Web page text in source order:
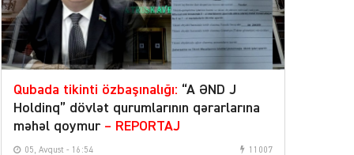
Qubada tikinti özbaşınalığı: “A ƏND J
Holdinq” dövlət qurumlarının qərarlarına
məhəl qoymur – REPORTAJ
05, Avqust - 16:54 11007